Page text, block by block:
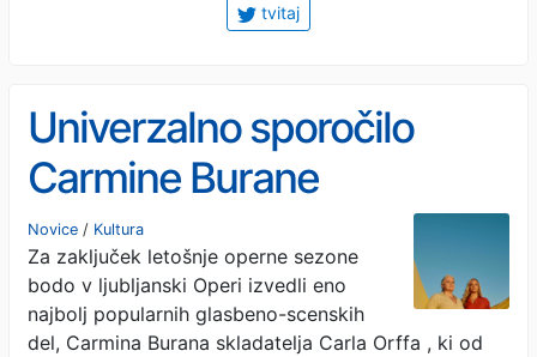
tvitaj
Univerzalno sporočilo
Carmine Burane
Novice / Kultura
Za zaključek letošnje operne sezone
bodo v ljubljanski Operi izvedli eno
najbolj popularnih glasbeno-scenskih
del, Carmina Burana skladatelja Carla Orffa , ki od